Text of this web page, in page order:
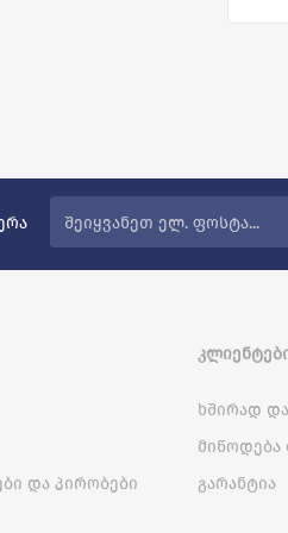
და პირობები
ხშირად
მიწოდება
გარანტია